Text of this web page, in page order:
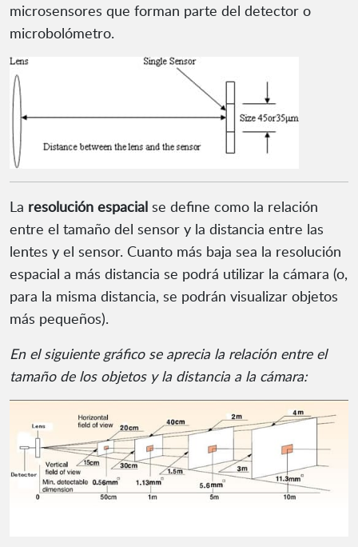
microsensores que forman parte del detector o
microbolómetro.
La resolución espacial se define como la relación
entre el tamaño del sensor y la distancia entre las
lentes y el sensor. Cuanto más baja sea la resolución
espacial a más distancia se podrá utilizar la cámara (o,
para la misma distancia, se podrán visualizar objetos
más pequeños).
En el siguiente gráfico se aprecia la relación entre el
tamaño de los objetos y la distancia a la cámara: